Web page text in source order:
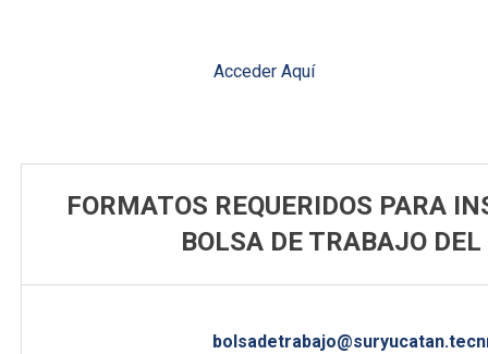
. Guía para una entrevistaAcceder Aquí
FORMATOS REQUERIDOS PARA
BOLSA DE TRABAJO